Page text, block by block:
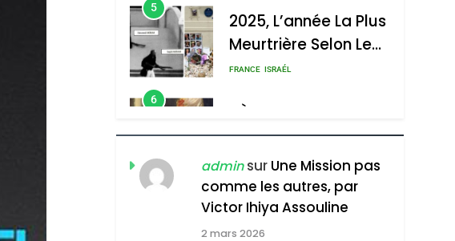
L’antisémitisme
6
FIÈRE, DIGNE ET
RÉSILIENTE :
POURQUOI JE
Zrihen-Dvir
ISRAÉL JUDAISME
7
CE QUI NOUS
MANQUE – Jacques
Hadida
JUDAISME
Maroc : Les Amandes
De Tafraout, Le Miel
adminsur Une Mission pas
comme les autres, par
Victor Ihiya Assouline
2 mars 2026